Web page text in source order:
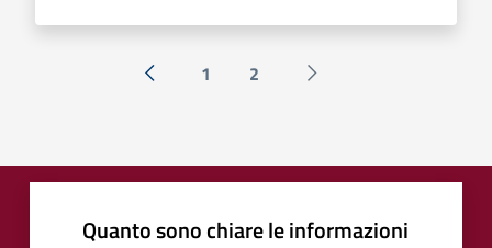
« Precedente
1 2 Successiva »
Quanto sono chiare le informazioni